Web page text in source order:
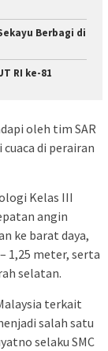
Berbagi di
RI ke-81
oleh tim SAR
di perairan
Kelas III
angin
ke barat daya,
1,25 meter, serta
selatan.
terkait
salah satu
selaku SMC